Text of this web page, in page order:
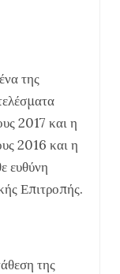
της
2017 και η
2016 και η
ευθύνη
Επιτροπής.
της